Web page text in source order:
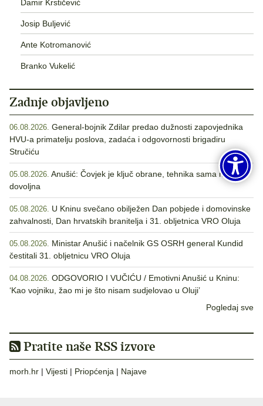
Damir Krstičević
Josip Buljević
Ante Kotromanović
Branko Vukelić
Zadnje objavljeno
06.08.2026. General-bojnik Zdilar predao dužnosti zapovjednika
HVU-a primatelju poslova, zadaća i odgovornosti brigadiru
Stručiću
05.08.2026. Anušić: Čovjek je ključ obrane, tehnika sama nije
dovoljna
05.08.2026. U Kninu svečano obilježen Dan pobjede i domovinske
zahvalnosti, Dan hrvatskih branitelja i 31. obljetnica VRO Oluja
05.08.2026. Ministar Anušić i načelnik GS OSRH general Kundid
čestitali 31. obljetnicu VRO Oluja
04.08.2026. ODGOVORIO I VUČIĆU / Emotivni Anušić u Kninu:
‘Kao vojniku, žao mi je što nisam sudjelovao u Oluji’
Pogledaj sve
Pratite naše RSS izvore
morh.hr | Vijesti | Priopćenja | Najave